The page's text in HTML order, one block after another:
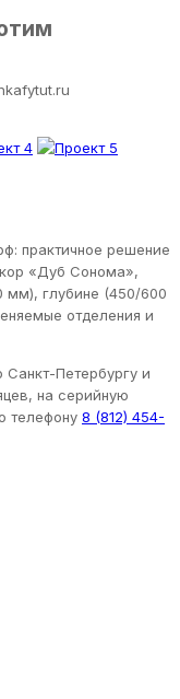
практичное решение
«Дуб Сонома»,
мм), глубине (450/600
отделения и
Петербургу и
на серийную
телефону 8 (812) 454-